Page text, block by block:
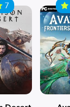
7